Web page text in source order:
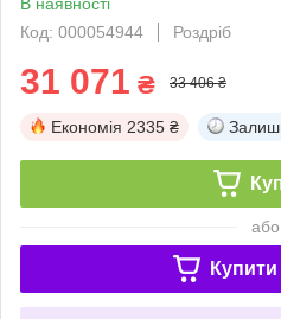
Код: 000054944
Роздріб
31 071 ₴ 33 406 ₴
Економія 2335 ₴
або
Купити